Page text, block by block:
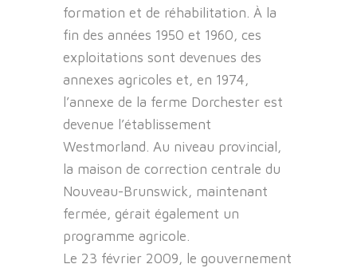
formation et de réhabilitation. À la
fin des années 1950 et 1960, ces
exploitations sont devenues des
annexes agricoles et, en 1974,
l’annexe de la ferme Dorchester est
devenue l’établissement
Westmorland. Au niveau provincial,
la maison de correction centrale du
Nouveau-Brunswick, maintenant
fermée, gérait également un
programme agricole.
Le 23 février 2009, le gouvernement